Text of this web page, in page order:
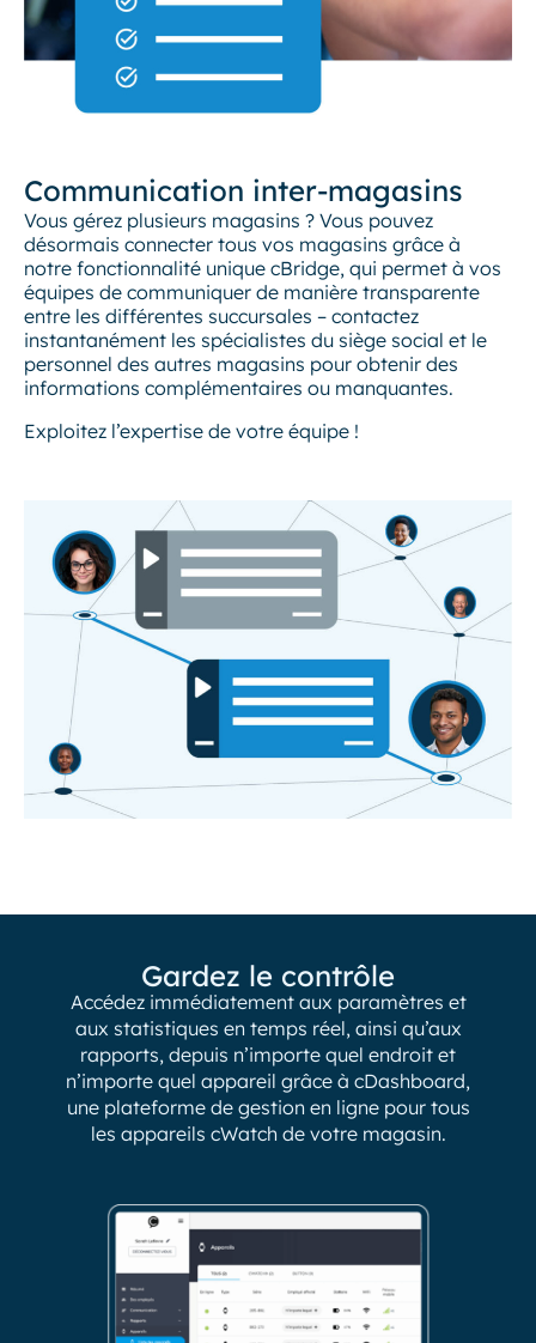
Communication inter-magasins
Vous gérez plusieurs magasins ? Vous pouvez
désormais connecter tous vos magasins grâce à
notre fonctionnalité unique cBridge, qui permet à vos
équipes de communiquer de manière transparente
entre les différentes succursales – contactez
instantanément les spécialistes du siège social et le
personnel des autres magasins pour obtenir des
informations complémentaires ou manquantes.
Exploitez l’expertise de votre équipe !
Gardez le contrôle
Accédez immédiatement aux paramètres et
aux statistiques en temps réel, ainsi qu’aux
rapports, depuis n’importe quel endroit et
n’importe quel appareil grâce à cDashboard,
une plateforme de gestion en ligne pour tous
les appareils cWatch de votre magasin.